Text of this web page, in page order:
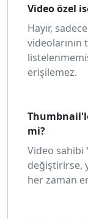
Video özel
Hayır,
videolarının
erişilemez.
mi?
Video sahibi
değiştirirse,
her zaman